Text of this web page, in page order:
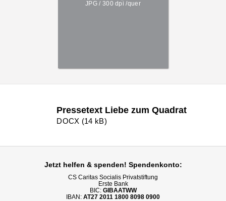
JPG / 300 dpi /quer
Pressetext Liebe zum Quadrat
DOCX (14 kB)
Jetzt helfen & spenden! Spendenkonto:
CS Caritas Socialis Privatstiftung
Erste Bank
BIC: GIBAATWW
IBAN: AT27 2011 1800 8098 0900